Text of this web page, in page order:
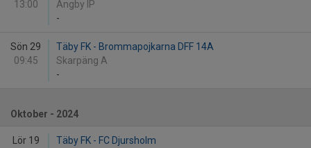
13:00
Ängby IP
-
Sön 29
09:45
Täby FK - Brommapojkarna DFF 14A
Skarpäng A
-
Oktober - 2024
Lör 19
Täby FK - FC Djursholm